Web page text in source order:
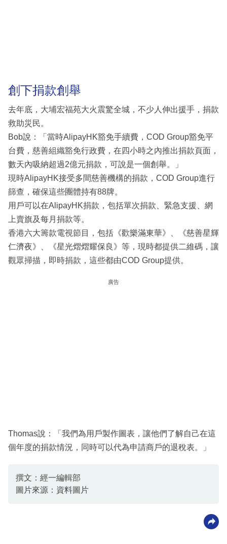
創下捐款創舉
去年底，大埔宏福苑大火震驚全城，不少人伸出援手，捐款
救助災民。
Bob說：「當時AlipayHK豁免手續費，COD Group豁免平
台費，慈善組織豁免行政費，在四小時之內推出捐款頁面，
數天內吸納超過2億元捐款，可說是一個創舉。」
現時AlipayHK接受多間慈善機構的捐款，COD Group進行
篩查，確保這些團體持有88牌。
用戶可以在AlipayHK捐款，包括單次捐款、緊急支援、網
上賣旗及每月捐款等。
香港六大籌款電視節目，包括《歡樂滿東華》、《慈善星輝
仁濟夜》、《星光熠熠耀保良》等，現時都提供二維碼，讓
觀眾掃描，即時捐款，這些都由COD Group提供。
廣告
Thomas說：「我們為用戶製作圖表，讓他們了解自己在這
個年度的捐款情況，同時可以代為申請商戶的退稅表。」
撰文：經一編輯部
圖片來源：資料圖片